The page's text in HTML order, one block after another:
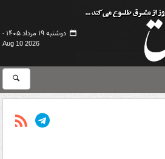
دوشنبه ۱۹ مرداد ۱۴۰۵ -
Aug 10 2026